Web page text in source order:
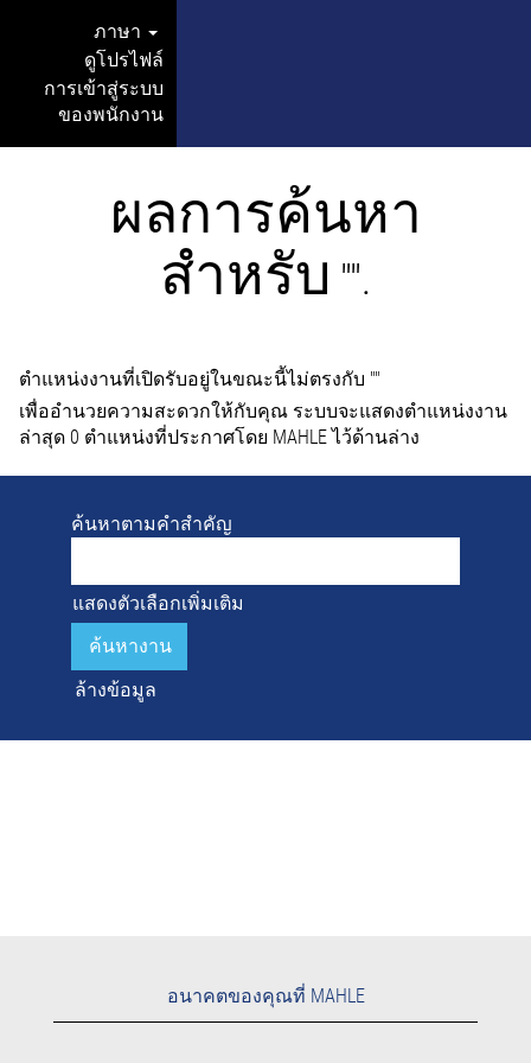
ภาษา
ดูโปรไฟล์
การเข้าสู่ระบบ
ของพนักงาน
ผลการค้นหา
สำหรับ "".
ตำแหน่งงานที่เปิดรับอยู่ในขณะนี้ไม่ตรงกับ ""
เพื่ออำนวยความสะดวกให้กับคุณ ระบบจะแสดงตำแหน่งงาน
ล่าสุด 0 ตำแหน่งที่ประกาศโดย MAHLE ไว้ด้านล่าง
ค้นหาตามคำสำคัญ
แสดงตัวเลือกเพิ่มเติม
ล้างข้อมูล
อนาคตของคุณที่ MAHLE